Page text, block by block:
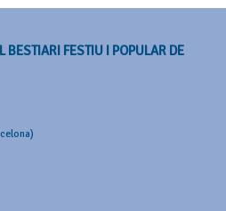
BESTIARI FESTIU I POPULAR DE